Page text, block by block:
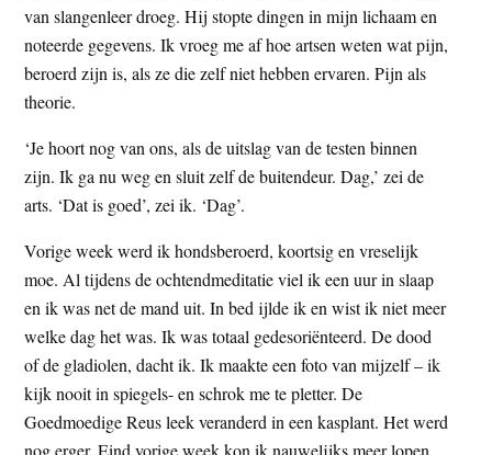
van slangenleer droeg. Hij stopte dingen in mijn lichaam en
noteerde gegevens. Ik vroeg me af hoe artsen weten wat pijn,
beroerd zijn is, als ze die zelf niet hebben ervaren. Pijn als
theorie.
‘Je hoort nog van ons, als de uitslag van de testen binnen
zijn. Ik ga nu weg en sluit zelf de buitendeur. Dag,’ zei de
arts. ‘Dat is goed’, zei ik. ‘Dag’.
Vorige week werd ik hondsberoerd, koortsig en vreselijk
moe. Al tijdens de ochtendmeditatie viel ik een uur in slaap
en ik was net de mand uit. In bed ijlde ik en wist ik niet meer
welke dag het was. Ik was totaal gedesoriënteerd. De dood
of de gladiolen, dacht ik. Ik maakte een foto van mijzelf – ik
kijk nooit in spiegels- en schrok me te pletter. De
Goedmoedige Reus leek veranderd in een kasplant. Het werd
nog erger. Eind vorige week kon ik nauwelijks meer lopen